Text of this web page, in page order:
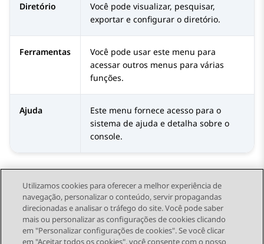
Diretório
Você pode visualizar, pesquisar,
exportar e configurar o diretório.
Ferramentas
Você pode usar este menu para
acessar outros menus para várias
funções.
Ajuda
Este menu fornece acesso para o
sistema de ajuda e detalha sobre o
console.
Send Feedback
Utilizamos cookies para oferecer a melhor experiência de
navegação, personalizar o conteúdo, servir propagandas
direcionadas e analisar o tráfego do site. Você pode saber
mais ou personalizar as configurações de cookies clicando
em "Personalizar configurações de cookies". Se você clicar
em "Aceitar todos os cookies", você consente com o nosso